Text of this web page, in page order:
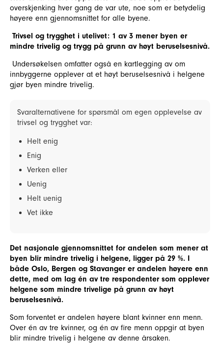
overskjenking hver gang de var ute, noe som er betydelig
høyere enn gjennomsnittet for alle byene.
Trivsel og trygghet i utelivet: 1 av 3 mener byen er
mindre trivelig og trygg på grunn av høyt beruselsesnivå.
Undersøkelsen omfatter også en kartlegging av om
innbyggerne opplever at et høyt beruselsesnivå i helgene
gjør byen mindre trivelig.
Svaralternativene for spørsmål om egen opplevelse av
trivsel og trygghet var:
Helt enig
Enig
Verken eller
Uenig
Helt uenig
Vet ikke
Det nasjonale gjennomsnittet for andelen som mener at
byen blir mindre trivelig i helgene, ligger på 29 %. I
både Oslo, Bergen og Stavanger er andelen høyere enn
dette, med om lag én av tre respondenter som opplever
helgene som mindre trivelige på grunn av høyt
beruselsesnivå.
Som forventet er andelen høyere blant kvinner enn menn.
Over én av tre kvinner, og én av fire menn oppgir at byen
blir mindre trivelig i helgene av denne årsaken.